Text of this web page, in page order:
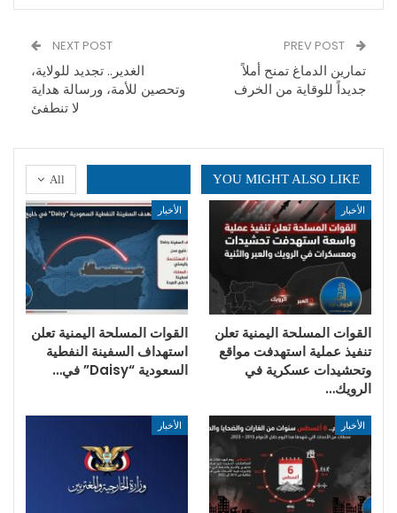
تمارين الدماغ تمنح أملاً
جديداً للوقاية من الخرف
NEXT POST
الغدير.. تجديد للولاية،
وتحصين للأمة، ورسالة هداية
لا تنطفئ
All YOU MIGHT ALSO LIKE
الأخبار
القوات المسلحة اليمنية تعلن
تنفيذ عملية استهدفت مواقع
وتحشيدات عسكرية في
الرويك…
الأخبار
القوات المسلحة اليمنية تعلن
استهداف السفينة النفطية
السعودية “Daisy” في…
الأخبار الأخبار